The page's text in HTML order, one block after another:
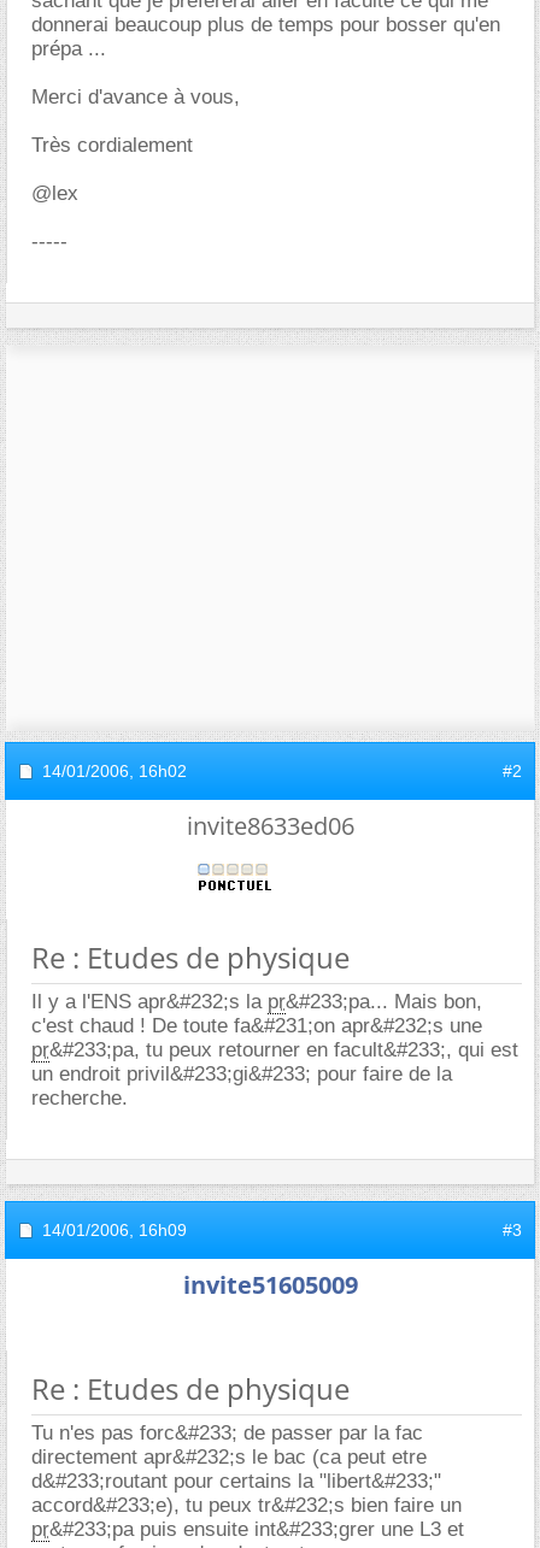
donnerai beaucoup plus de temps pour bosser qu'en
prépa ...
Merci d'avance à vous,
Très cordialement
@lex
-----
14/01/2006, 16h02 #2
invite8633ed06
Re : Etudes de physique
Il y a l'ENS apr&#232;s la pr&#233;pa... Mais bon,
c'est chaud ! De toute fa&#231;on apr&#232;s une
pr&#233;pa, tu peux retourner en facult&#233;, qui est
un endroit privil&#233;gi&#233; pour faire de la
recherche.
14/01/2006, 16h09 #3
invite51605009
Re : Etudes de physique
Tu n'es pas forc&#233; de passer par la fac
directement apr&#232;s le bac (ca peut etre
d&#233;routant pour certains la "libert&#233;"
accord&#233;e), tu peux tr&#232;s bien faire un
pr&#233;pa puis ensuite int&#233;grer une L3 et